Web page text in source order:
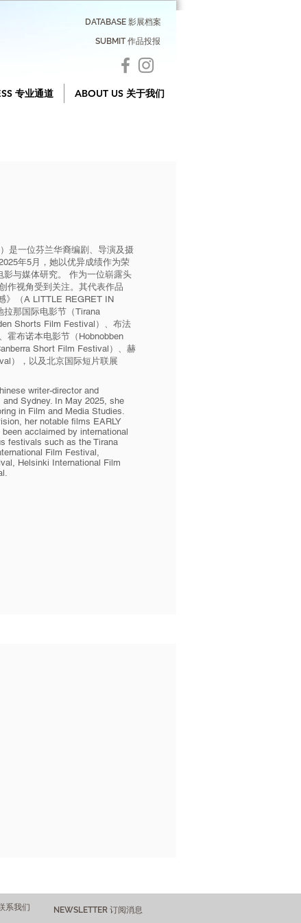
DATABASE 影展档案
SUBMIT 作品投报
专业通道 ABOUT US 关于我们
是一位芬兰华裔编剧、导演及摄
年5月，她以优异成绩作为荣
与媒体研究。 作为一位崭露头
作视角受到关注。其代表作品
》（A LITTLE REGRET IN
那国际电影节（Tirana
Shorts Film Festival）、布法
霍布诺本电影节（Hobnobben
Short Film Festival）、赫
），以及北京国际短片联展
writer-director and
and Sydney. In May 2025, she
in Film and Media Studies.
her notable films EARLY
acclaimed by international
festivals such as the Tirana
Film Festival,
Helsinki International Film
系我们 NEWSLETTER 订阅消息